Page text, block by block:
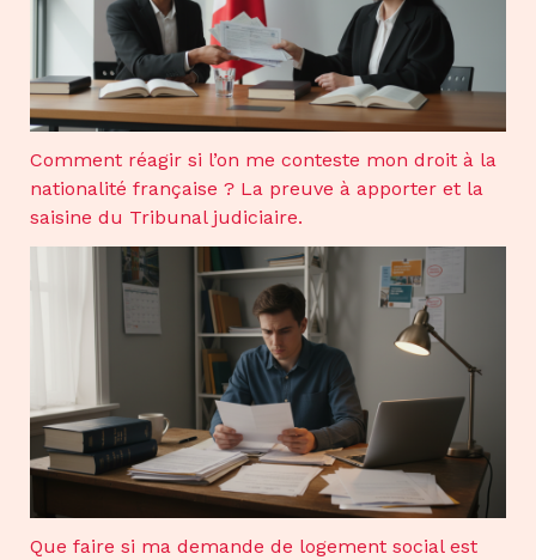
Comment réagir si l’on me conteste mon droit à la
nationalité française ? La preuve à apporter et la
saisine du Tribunal judiciaire.
Que faire si ma demande de logement social est